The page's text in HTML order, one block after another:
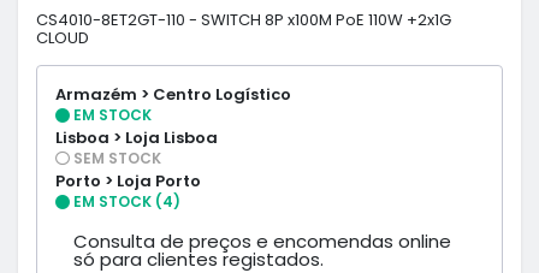
CS4010-8ET2GT-110 - SWITCH 8P x100M PoE 110W +2x1G
CLOUD
Armazém > Centro Logístico
EM STOCK
Lisboa > Loja Lisboa
SEM STOCK
Porto > Loja Porto
EM STOCK (4)
Consulta de preços e encomendas online
só para clientes registados.